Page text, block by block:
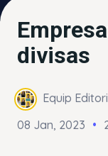
divisas
Equip
08 Jan, 2023